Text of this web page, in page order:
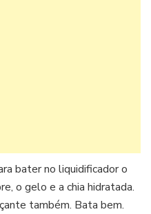
bater no liquidificador o
o gelo e a chia hidratada.
também. Bata bem.